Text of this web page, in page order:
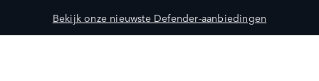
Bekijk onze nieuwste Defender-aanbiedingen